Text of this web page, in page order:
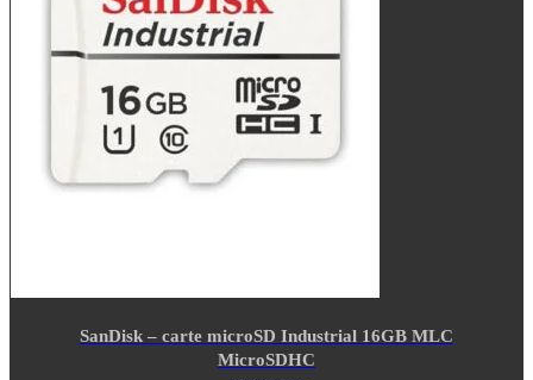
SanDisk – carte microSD Industrial 16GB MLC
MicroSDHC